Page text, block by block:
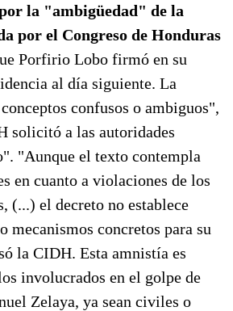
la "ambigüedad" de la
por el Congreso de Honduras
Porfirio Lobo firmó en su
al día siguiente. La
confusos o ambiguos",
solicitó a las autoridades
"Aunque el texto contempla
en cuanto a violaciones de los
(...) el decreto no establece
mecanismos concretos para su
la CIDH. Esta amnistía es
involucrados en el golpe de
Zelaya, ya sean civiles o